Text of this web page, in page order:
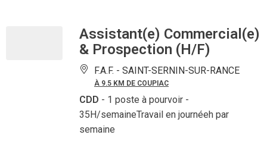
Assistant(e) Commercial(e)
& Prospection (H/F)
F.A.F. - SAINT-SERNIN-SUR-RANCE
À 9.5 KM DE COUPIAC
CDD - 1 poste à pourvoir -
35H/semaineTravail en journéeh par
semaine